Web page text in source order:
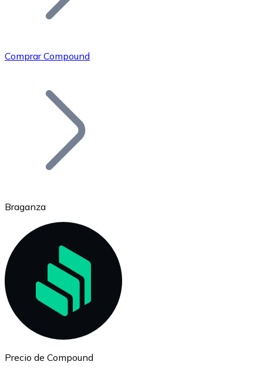
Bitcoin
Ethereum
ETH
Comprar Compound
Braganza
Precio de Compound